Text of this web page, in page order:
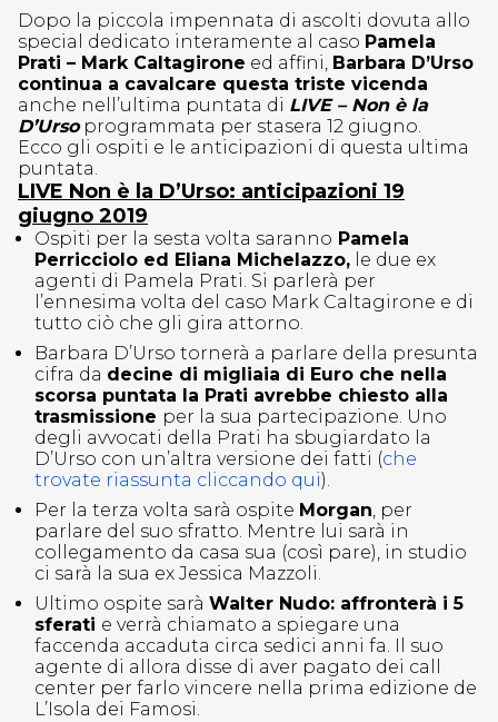
Dopo la piccola impennata di ascolti dovuta allo
special dedicato interamente al caso Pamela
Prati – Mark Caltagirone ed affini, Barbara D’Urso
continua a cavalcare questa triste vicenda
anche nell’ultima puntata di LIVE – Non è la
D’Ursoprogrammata per stasera 12 giugno.
Ecco gli ospiti e le anticipazioni di questa ultima
puntata.
LIVE Non è la D’Urso: anticipazioni 19
giugno 2019
Ospiti per la sesta volta saranno Pamela
Perricciolo ed Eliana Michelazzo, le due ex
agenti di Pamela Prati. Si parlerà per
l’ennesima volta del caso Mark Caltagirone e di
tutto ciò che gli gira attorno.
Barbara D’Urso tornerà a parlare della presunta
cifra da decine di migliaia di Euro che nella
scorsa puntata la Prati avrebbe chiesto alla
trasmissione per la sua partecipazione. Uno
degli avvocati della Prati ha sbugiardato la
D’Urso con un’altra versione dei fatti (che
trovate riassunta cliccando qui).
Per la terza volta sarà ospite Morgan, per
parlare del suo sfratto. Mentre lui sarà in
collegamento da casa sua (così pare), in studio
ci sarà la sua ex Jessica Mazzoli.
Ultimo ospite sarà Walter Nudo: affronterà i 5
sferati e verrà chiamato a spiegare una
faccenda accaduta circa sedici anni fa. Il suo
agente di allora disse di aver pagato dei call
center per farlo vincere nella prima edizione de
L’Isola dei Famosi.